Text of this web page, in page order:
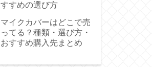
すすめの選び方
マイクカバーはどこで売
ってる？種類・選び方・
おすすめ購入先まとめ